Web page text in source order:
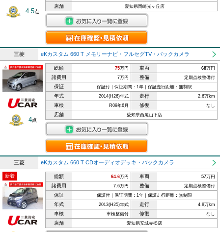
4.5点
店舗 愛知県岡崎光ヶ丘店
三菱 eKカスタム 660 T メモリーナビ・フルセグTV・バックカメラ
4点
総額 75万円 車両 68万円
諸費用 7万円 整備 定期点検整備付
保証 保証付｜保証期間：1年｜保証走行距離：無制限
年式 2014(H26)年式 走行 2.6万km
車検 R09年6月 修復 なし
店舗 愛知県西尾山下店
三菱 eKカスタム 660 T CDオーディオデッキ・バックカメラ
新着 総額 64.6万円 車両 57万円
諸費用 7.6万円 整備 定期点検整備付
保証 保証付｜保証期間：1年｜保証走行距離：無制限
年式 2013(H25)年式 走行 4.8万km
車検 車検整備付 修復 なし
店舗 愛知県安城赤松店